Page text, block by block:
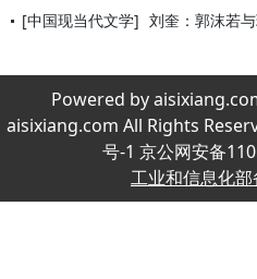
[中国现当代文学] 刘奎：郭沫若
Powered by
aisixiang.com All Rights
号-1 京公网安备
工业和信息化